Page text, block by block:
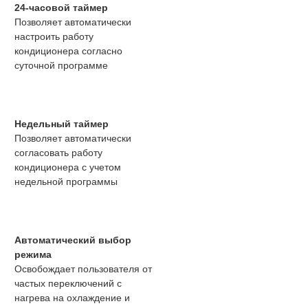
24-часовой таймер
Позволяет автоматически
настроить работу
кондиционера согласно
суточной программе
Недельный таймер
Позволяет автоматически
согласовать работу
кондиционера с учетом
недельной программы
Автоматический выбор
режима
Освобождает пользователя от
частых переключений с
нагрева на охлаждение и